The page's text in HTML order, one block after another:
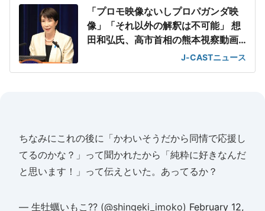
「プロモ映像ないしプロパガンダ映
像」「それ以外の解釈は不可能」 想
田和弘氏、高市首相の熊本視察動画
J-CASTニュース
ちなみにこれの後に「かわいそうだから同情で応援し
てるのかな？」って聞かれたから「純粋に好きなんだ
と思います！」って伝えといた。あってるか？
— 生牡蠣いもこ?? (@shingeki_imoko) February 12,